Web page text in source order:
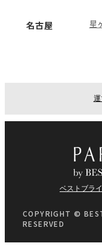
名古屋 星
ベストブラ
COPYRIGHT ©
RESERVED